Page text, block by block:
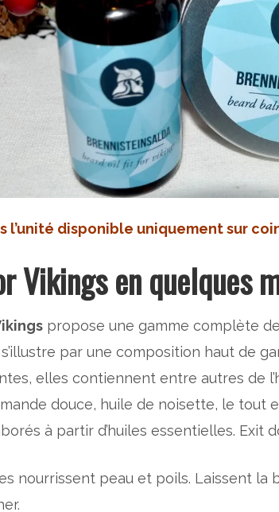
l’unité disponible uniquement sur
Vikings en quelques
propose une gamme complète
par une composition haut de
elles contiennent entre autres de
douce, huile de noisette, le tout
à partir d’huiles essentielles. Exit
nourrissent peau et poils. Laissent la